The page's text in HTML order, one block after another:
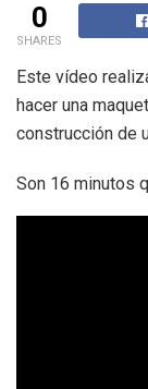
0
SHARES
Este vídeo
hacer una
construcción de
Son 16 minutos